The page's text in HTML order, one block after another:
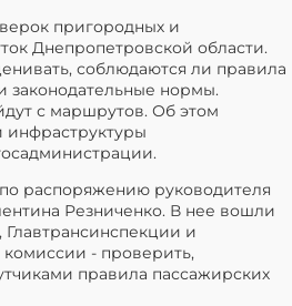
пригородных и
Днепропетровской области.
соблюдаются ли правила
законодательные нормы.
с маршрутов. Об этом
распоряжению руководителя
Резниченко. В нее вошли
и
комиссии - проверить,
правила пассажирских